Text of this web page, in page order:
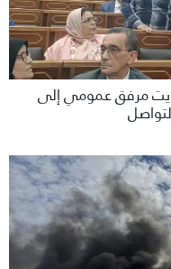
مرفق عمومي إلى